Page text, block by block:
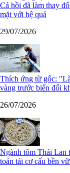
Cá hồi đã làm thay
mặt với hệ quả
29/07/2026
Thích ứng từ gốc:
vàng trước biến đổi
26/07/2026
Ngành tôm Thái Lan
toán tái cơ cấu bền